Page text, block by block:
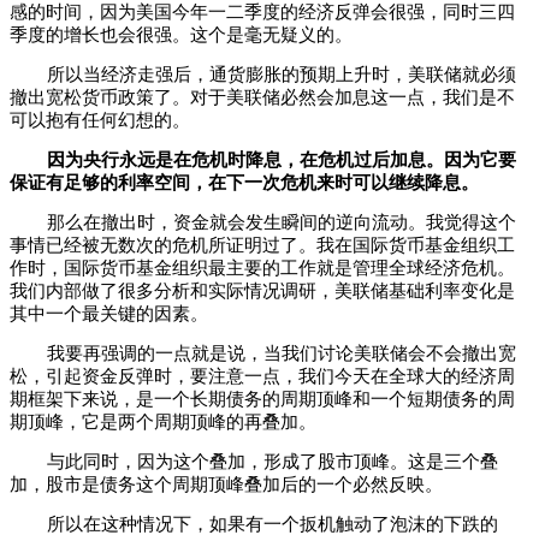
感的时间，因为美国今年一二季度的经济反弹会很强，同时三四
季度的增长也会很强。这个是毫无疑义的。
所以当经济走强后，通货膨胀的预期上升时，美联储就必须
撤出宽松货币政策了。对于美联储必然会加息这一点，我们是不
可以抱有任何幻想的。
因为央行永远是在危机时降息，在危机过后加息。因为它要
保证有足够的利率空间，在下一次危机来时可以继续降息。
那么在撤出时，资金就会发生瞬间的逆向流动。我觉得这个
事情已经被无数次的危机所证明过了。我在国际货币基金组织工
作时，国际货币基金组织最主要的工作就是管理全球经济危机。
我们内部做了很多分析和实际情况调研，美联储基础利率变化是
其中一个最关键的因素。
我要再强调的一点就是说，当我们讨论美联储会不会撤出宽
松，引起资金反弹时，要注意一点，我们今天在全球大的经济周
期框架下来说，是一个长期债务的周期顶峰和一个短期债务的周
期顶峰，它是两个周期顶峰的再叠加。
与此同时，因为这个叠加，形成了股市顶峰。这是三个叠
加，股市是债务这个周期顶峰叠加后的一个必然反映。
所以在这种情况下，如果有一个扳机触动了泡沫的下跌的